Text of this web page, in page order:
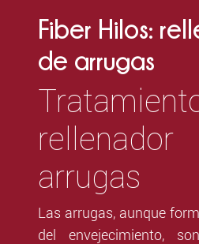
Fiber Hilos:
de arrugas
arrugas
Las arrugas, aunque
del envejecimiento,